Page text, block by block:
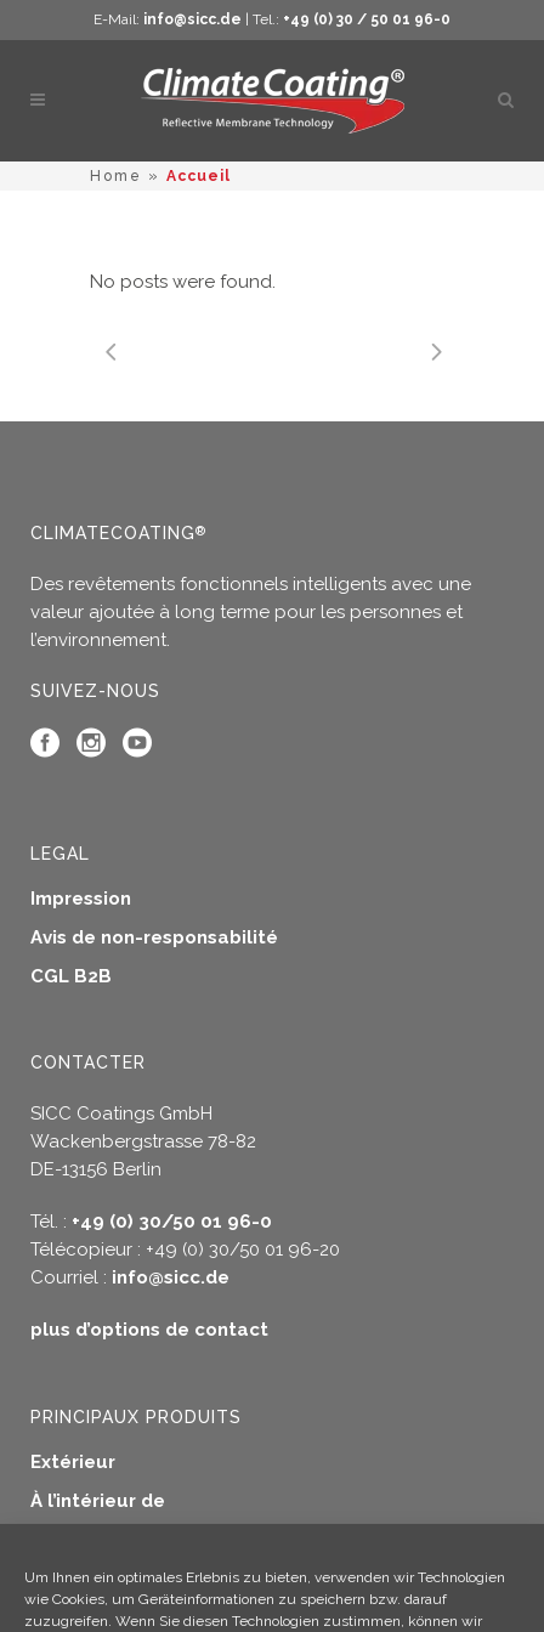
Um Ihnen ein optimales Erlebnis zu bieten, verwenden wir Technologien
wie Cookies, um Geräteinformationen zu speichern bzw. darauf
zuzugreifen. Wenn Sie diesen Technologien zustimmen, können wir
E-Mail: info@sicc.de | Tel.: +49 (0) 30 / 50 01 96-0
Home » Accueil
No posts were found.
CLIMATECOATING®
Des revêtements fonctionnels intelligents avec une
valeur ajoutée à long terme pour les personnes et
l’environnement.
SUIVEZ-NOUS
LEGAL
Impression
Avis de non-responsabilité
CGL B2B
CONTACTER
SICC Coatings GmbH
Wackenbergstrasse 78-82
DE-13156 Berlin
Tél. : +49 (0) 30/50 01 96-0
Télécopieur : +49 (0) 30/50 01 96-20
Courriel : info@sicc.de
plus d’options de contact
PRINCIPAUX PRODUITS
Extérieur
À l’intérieur de
Préservation du bois
Applications industrielles